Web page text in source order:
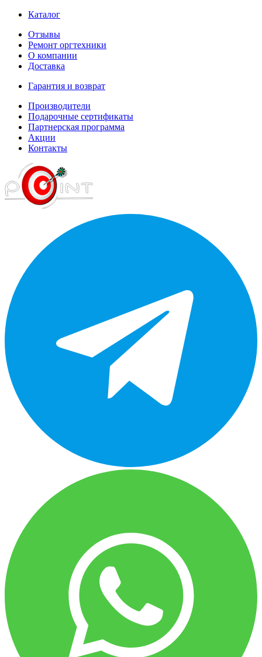
Каталог
Отзывы
Ремонт оргтехники
О компании
Доставка
Гарантия и возврат
Производители
Подарочные сертификаты
Партнерская программа
Акции
Контакты